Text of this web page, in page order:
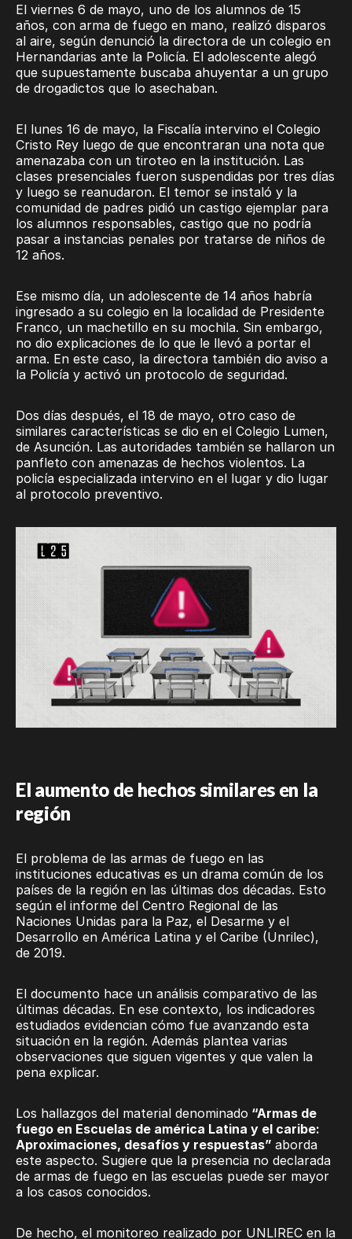
El viernes 6 de mayo, uno de los alumnos de 15
años, con arma de fuego en mano, realizó disparos
al aire, según denunció la directora de un colegio en
Hernandarias ante la Policía. El adolescente alegó
que supuestamente buscaba ahuyentar a un grupo
de drogadictos que lo asechaban.
El lunes 16 de mayo, la Fiscalía intervino el Colegio
Cristo Rey luego de que encontraran una nota que
amenazaba con un tiroteo en la institución. Las
clases presenciales fueron suspendidas por tres días
y luego se reanudaron. El temor se instaló y la
comunidad de padres pidió un castigo ejemplar para
los alumnos responsables, castigo que no podría
pasar a instancias penales por tratarse de niños de
12 años.
Ese mismo día, un adolescente de 14 años habría
ingresado a su colegio en la localidad de Presidente
Franco, un machetillo en su mochila. Sin embargo,
no dio explicaciones de lo que le llevó a portar el
arma. En este caso, la directora también dio aviso a
la Policía y activó un protocolo de seguridad.
Dos días después, el 18 de mayo, otro caso de
similares características se dio en el Colegio Lumen,
de Asunción. Las autoridades también se hallaron un
panfleto con amenazas de hechos violentos. La
policía especializada intervino en el lugar y dio lugar
al protocolo preventivo.
El aumento de hechos similares en la
región
El problema de las armas de fuego en las
instituciones educativas es un drama común de los
países de la región en las últimas dos décadas. Esto
según el informe del Centro Regional de las
Naciones Unidas para la Paz, el Desarme y el
Desarrollo en América Latina y el Caribe (Unrilec),
de 2019.
El documento hace un análisis comparativo de las
últimas décadas. En ese contexto, los indicadores
estudiados evidencian cómo fue avanzando esta
situación en la región. Además plantea varias
observaciones que siguen vigentes y que valen la
pena explicar.
Los hallazgos del material denominado “Armas de
fuego en Escuelas de américa Latina y el caribe:
Aproximaciones, desafíos y respuestas” aborda
este aspecto. Sugiere que la presencia no declarada
de armas de fuego en las escuelas puede ser mayor
a los casos conocidos.
De hecho, el monitoreo realizado por UNLIREC en la